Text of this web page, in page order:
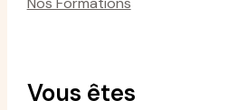
Vous êtes